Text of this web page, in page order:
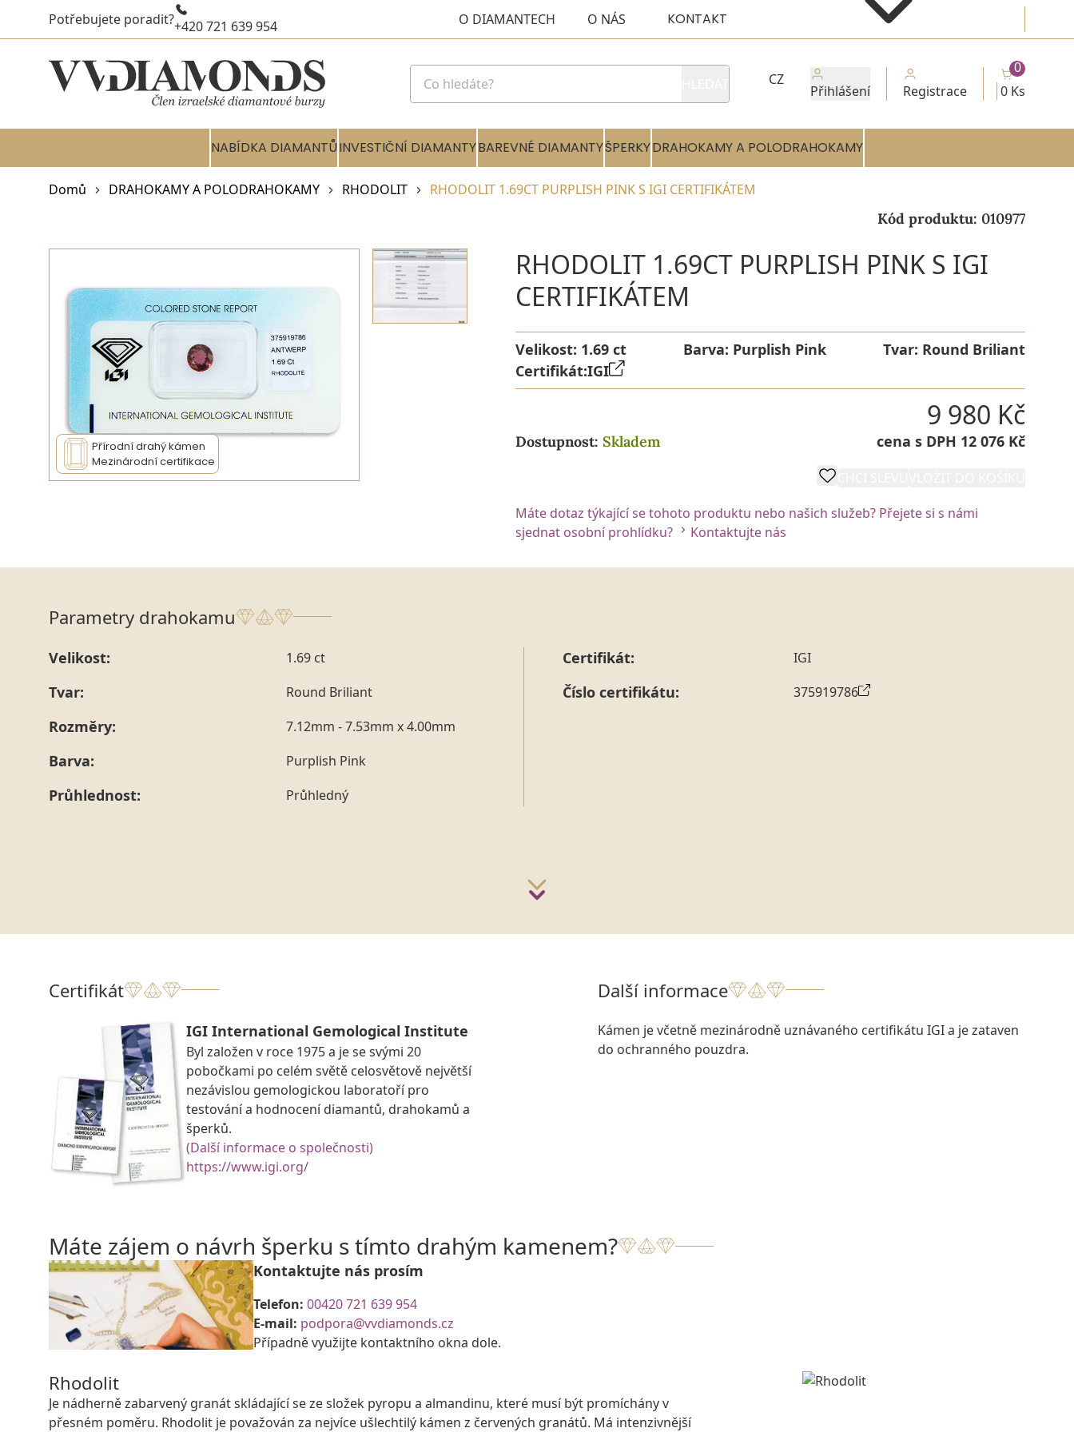
Potřebujete poradit?+420 721 639 954 O DIAMANTECH O NÁS KONTAKT
CZ
Přihlášení Registrace 0 Ks
0
NABÍDKA DIAMANTŮINVESTIČNÍ DIAMANTYBAREVNÉ DIAMANTYŠPERKYDRAHOKAMY A POLODRAHOKAMY
Domů DRAHOKAMY A POLODRAHOKAMY RHODOLIT RHODOLIT 1.69CT PURPLISH PINK S IGI CERTIFIKÁTEM
Kód produktu: 010977
Přírodní drahý kámen
Mezinárodní certifikace
RHODOLIT 1.69CT PURPLISH PINK S IGI
CERTIFIKÁTEM
Velikost: 1.69 ct Barva: Purplish Pink Tvar: Round Briliant
Certifikát:IGI
Dostupnost: Skladem
9 980 Kč
cena s DPH 12 076 Kč
Máte dotaz týkající se tohoto produktu nebo našich služeb? Přejete si s námi
sjednat osobní prohlídku?
Kontaktujte nás
Parametry drahokamu
Velikost: 1.69 ct
Tvar: Round Briliant
Rozměry: 7.12mm - 7.53mm x 4.00mm
Barva: Purplish Pink
Průhlednost: Průhledný
Certifikát: IGI
Číslo certifikátu: 375919786
Certifikát
IGI International Gemological Institute
Byl založen v roce 1975 a je se svými 20
pobočkami po celém světě celosvětově největší
nezávislou gemologickou laboratoří pro
testování a hodnocení diamantů, drahokamů a
šperků.
(Další informace o společnosti)
https://www.igi.org/
Další informace
Kámen je včetně mezinárodně uznávaného certifikátu IGI a je zataven
do ochranného pouzdra.
Máte zájem o návrh šperku s tímto drahým kamenem?
Kontaktujte nás prosím
Telefon: 00420 721 639 954
E-mail: podpora@vvdiamonds.cz
Případně využijte kontaktního okna dole.
Rhodolit
Je nádherně zabarvený granát skládající se ze složek pyropu a almandinu, které musí být promíchány v
přesném poměru. Rhodolit je považován za nejvíce ušlechtilý kámen z červených granátů. Má intenzivnější